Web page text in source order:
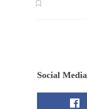
Social Media